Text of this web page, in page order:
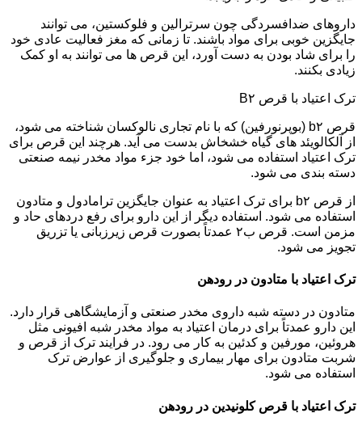
داروهای ضدافسردگی چون سرترالین و فلوکستین، می توانند
جایگزین خوبی برای مواد باشند. تا زمانی که مغز فعالیت عادی خود
را برای شاد بودن به دست آورد، این قرص ها می توانند به او کمک
زیادی بکنند.
ترک اعتیاد با قرص B۲
قرص b۲ (بوپرنورفین) که با نام تجاری نالوکسان شناخته می شود،
از آلکالویئد های گیاه خشخاش بدست می آید. هرچند این قرص برای
ترک اعتیاد استفاده می شود، اما خود جزء مواد مخدر نیمه صنعتی
دسته بندی می شود.
از قرص b۲ برای ترک اعتیاد به عنوان جایگزین ترامادول و متادون
استفاده می شود. استفاده دیگر از این دارو برای رفع دردهای حاد و
مزمن است. قرص ب۲ عمدتاً بصورت قرص زیرزبانی یا تزریق
تجویز می شود.
ترک اعتیاد با متادون در رودهن
متادون در دسته شبه داروی مخدر صنعتی و آزمایشگاهی قرار دارد.
این دارو عمدتاً برای درمان اعتیاد به مواد مخدر شبه افیونی مثل
هروئین، مورفین و کدئین به کار می رود. در فرایند ترک از قرص و
شربت متادون برای مهار بیماری و جلوگیری از عوارض ترک
استفاده می شود.
ترک اعتیاد با قرص کلونیدین در رودهن